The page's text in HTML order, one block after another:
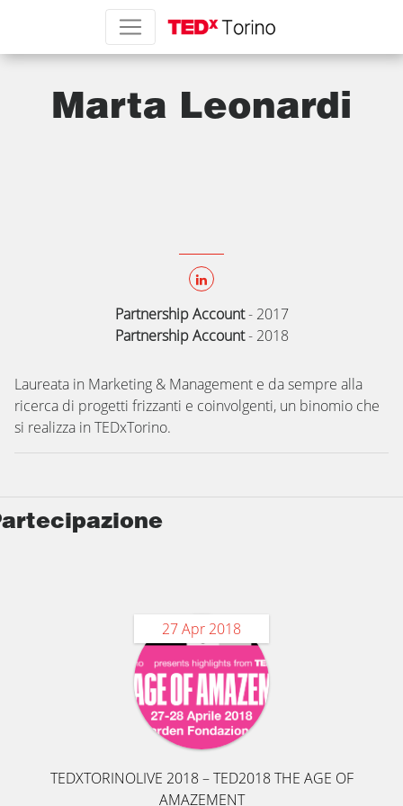
Marta Leonardi
Partnership Account- 2017
Partnership Account- 2018
Laureata in Marketing & Management e da sempre alla
ricerca di progetti frizzanti e coinvolgenti, un binomio che
si realizza in TEDxTorino.
27 Apr 2018
TEDXTORINOLIVE 2018 – TED2018 THE AGE OF
AMAZEMENT